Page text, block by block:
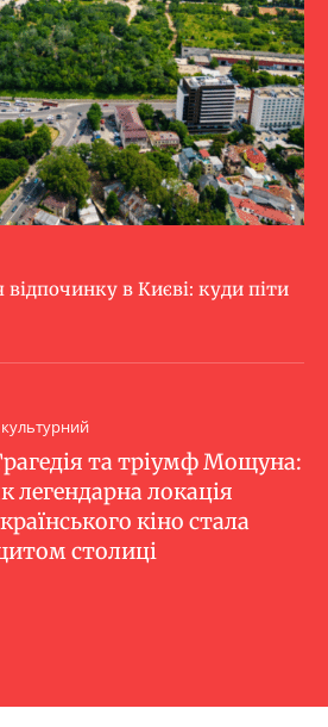
в Києві: куди піти
та тріумф Мощуна:
легендарна локація
кіно стала
столиці